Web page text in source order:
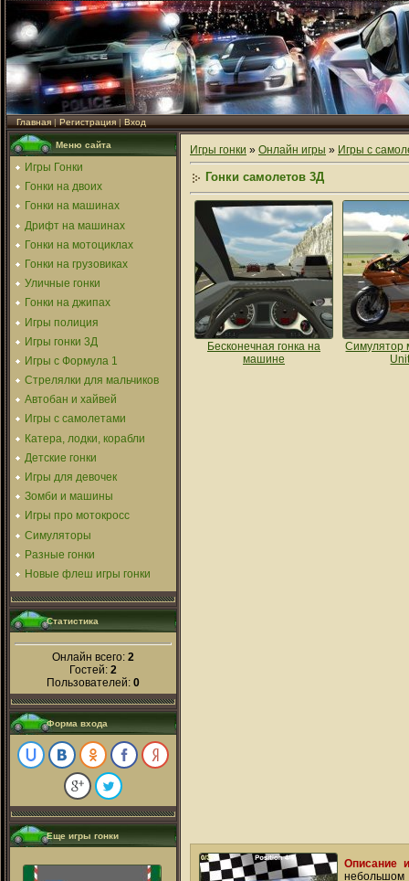
Главная | Регистрация | Вход
Меню сайта
Игры Гонки
Гонки на двоих
Гонки на машинах
Дрифт на машинах
Гонки на мотоциклах
Гонки на грузовиках
Уличные гонки
Гонки на джипах
Игры полиция
Игры гонки 3Д
Игры с Формула 1
Стрелялки для мальчиков
Автобан и хайвей
Игры с самолетами
Катера, лодки, корабли
Детские гонки
Игры для девочек
Зомби и машины
Игры про мотокросс
Симуляторы
Разные гонки
Новые флеш игры гонки
Статистика
Онлайн всего: 2
Гостей: 2
Пользователей: 0
Форма входа
Еще игры гонки
Игры гонки » Онлайн игры » Игры с
Гонки самолетов 3Д
Бесконечная гонка на
машине
Симулятор
Описание
небольшом